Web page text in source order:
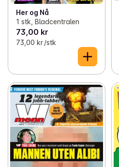
Her og Nå
1 stk, Bladcentralen
73,00 kr
73,00 kr /stk